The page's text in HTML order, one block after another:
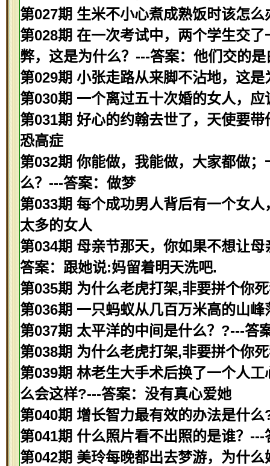
第027期 生米不小心煮成熟饭时该怎
第028期 在一次考试中，两个学生交
弊，这是为什么？---答案：他们交的是
第029期 小张走路从来脚不沾地，这
第030期 一个离过五十次婚的女人，
第031期 好心的约翰去世了，天使要
恐高症
第032期 你能做，我能做，大家都做
么？---答案：做梦
第033期 每个成功男人背后有一个女
太多的女人
第034期 母亲节那天，你如果不想让
答案：跟她说:妈留着明天洗吧.
第035期 为什么老虎打架,非要拼个你
第036期 一只蚂蚁从几百万米高的山
第037期 太平洋的中间是什么？?---答
第038期 为什么老虎打架,非要拼个你
第039期 林老生大手术后换了一个人
么会这样?---答案：没有真心爱她
第040期 增长智力最有效的办法是什
第041期 什么照片看不出照的是谁？---
第042期 美玲每晚都出去梦游，为什